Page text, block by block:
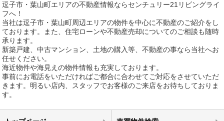
逗子市・葉山町エリアの不動産情報ならセンチュリー21リビングライ
フへ！
当社は逗子市・葉山町周辺エリアの物件を中心に不動産のご紹介をし
ております。また、住宅ローンや不動産売却についてのご相談も随時
承ります。
新築戸建、中古マンション、土地の購入等、不動産の事なら当社へお
任せください。
海近物件や海見えの物件情報も充実しております。
事前にお電話をいただければご都合に合わせてご対応をさせていただ
きます。明るい店内、スタッフでお客様のご来店をお待ちしておりま
す。